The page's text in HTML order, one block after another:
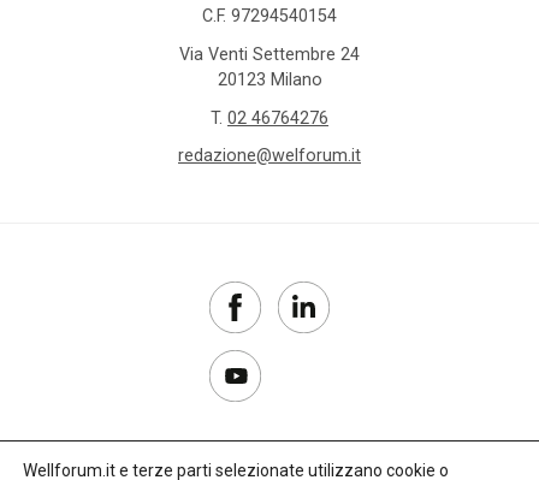
C.F. 97294540154
Via Venti Settembre 24
20123 Milano
T. 02 46764276
redazione@welforum.it
Wellforum.it e terze parti selezionate utilizzano cookie o